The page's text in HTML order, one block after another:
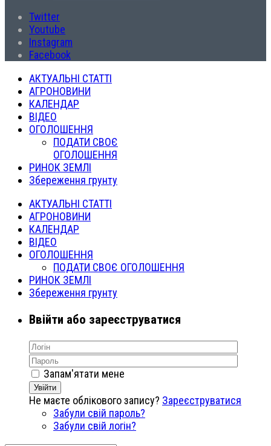
Twitter
Youtube
Instagram
Facebook
АКТУАЛЬНІ СТАТТІ
АГРОНОВИНИ
КАЛЕНДАР
ВІДЕО
ОГОЛОШЕННЯ
ПОДАТИ СВОЄ
ОГОЛОШЕННЯ
РИНОК ЗЕМЛІ
Збереження грунту
АКТУАЛЬНІ СТАТТІ
АГРОНОВИНИ
КАЛЕНДАР
ВІДЕО
ОГОЛОШЕННЯ
ПОДАТИ СВОЄ ОГОЛОШЕННЯ
РИНОК ЗЕМЛІ
Збереження грунту
Ввійти або зареєструватися
Запам'ятати мене
Увійти
Не маєте облікового запису? Зареєструватися
Забули свій пароль?
Забули свій логін?